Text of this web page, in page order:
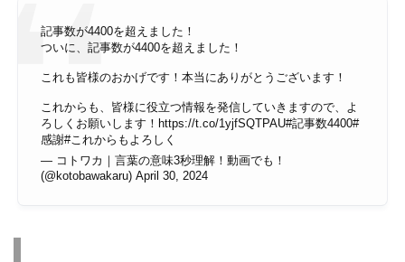
記事数が4400を超えました！
ついに、記事数が4400を超えました！
これも皆様のおかげです！本当にありがとうございます！
これからも、皆様に役立つ情報を発信していきますので、よ
ろしくお願いします！ https://t.co/1yjfSQTPAU#記事数4400#
感謝#これからもよろしく
— コトワカ｜言葉の意味3秒理解！動画でも！
(@kotobawakaru) April 30, 2024